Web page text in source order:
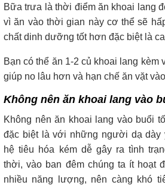
Bữa trưa là thời điểm ăn khoai lang
vì ăn vào thời gian này cơ thể sẽ
chất dinh dưỡng tốt hơn đặc biệt là
Bạn có thể ăn 1-2 củ khoai lang
giúp no lâu hơn và hạn chế ăn vặt
Không nên ăn khoai lang vào
Không nên ăn khoai lang vào buổi
đặc biệt là với những người dạ dày
hệ tiêu hóa kém dễ gây ra tình
thời, vào ban đêm chúng ta ít hoạt
nhiều năng lượng, nên càng khó